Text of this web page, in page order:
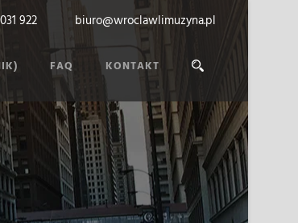
922 biuro@wroclawlimuzyna.pl
FAQ KONTAKT